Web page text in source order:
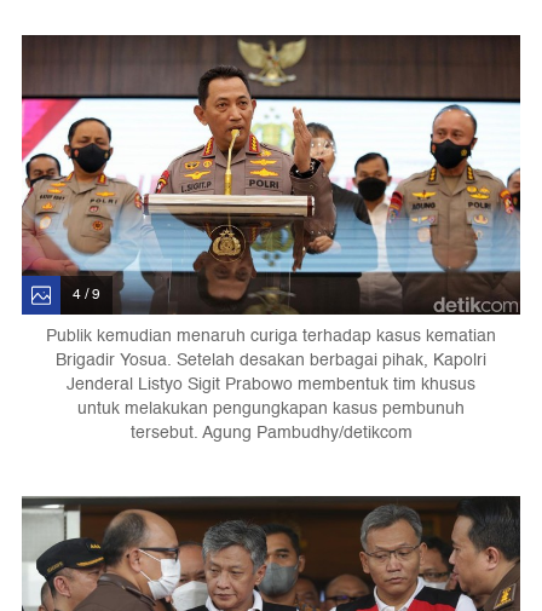
4 / 9
Publik kemudian menaruh curiga terhadap kasus kematian
Brigadir Yosua. Setelah desakan berbagai pihak, Kapolri
Jenderal Listyo Sigit Prabowo membentuk tim khusus
untuk melakukan pengungkapan kasus pembunuh
tersebut. Agung Pambudhy/detikcom